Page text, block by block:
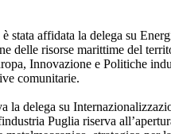
stata affidata la delega su
delle risorse marittime del
Innovazione e Politiche
comunitarie.
la delega su
Puglia riserva